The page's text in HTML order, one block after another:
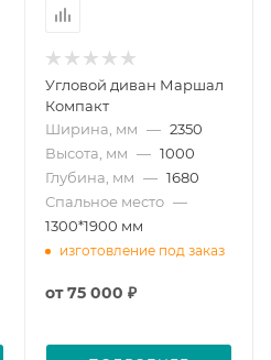
Угловой диван Маршал
Компакт
Ширина, мм — 2350
Высота, мм — 1000
Глубина, мм — 1680
Спальное место —
1300*1900 мм
изготовление под заказ
от75 000 ₽